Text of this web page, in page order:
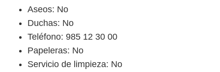
Aseos: No
Duchas: No
Teléfono: 985 12 30 00
Papeleras: No
Servicio de limpieza: No